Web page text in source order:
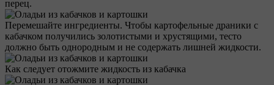
перец.
Перемешайте ингредиенты. Чтобы картофельные драники с
кабачком получились золотистыми и хрустящими, тесто
должно быть однородным и не содержать лишней жидкости.
Как следует отожмите жидкость из кабачка